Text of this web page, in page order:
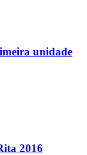
unidade
2016